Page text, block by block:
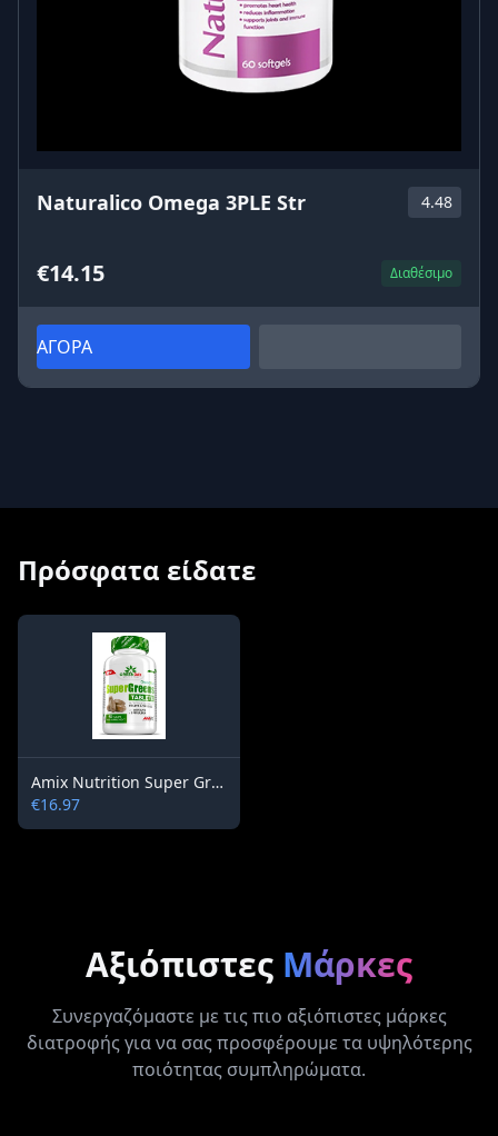
Naturalico Omega 3PLE Str 4.48
€14.15 Διαθέσιμο
ΑΓΟΡΑ
Πρόσφατα είδατε
Amix Nutrition Super Greens 90 tablets
€16.97
Αξιόπιστες Μάρκες
Συνεργαζόμαστε με τις πιο αξιόπιστες μάρκες
διατροφής για να σας προσφέρουμε τα υψηλότερης
ποιότητας συμπληρώματα.